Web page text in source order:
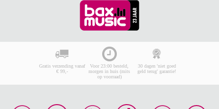
Gratis verzending vanaf
€ 99,-
Voor 23:00 besteld,
morgen in huis (mits
op voorraad)
30 dagen 'niet goed
geld terug' garantie!